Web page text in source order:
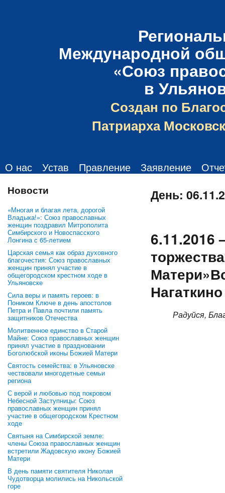
Международной
«Союз
в
Создан по
Патриарха
О нас Устав Правление Заявление
Новости
«Многая и благая лета, дорогой
Владыка!»: Союз православных
женщин поздравил Митрополита
Симбирского и Новоспасского
Лонгина с 65-летием
Царская семья как образ духовного
благочестия: Союз православных
женщин принял участие в
общегородском крестном ходе в
Ульяновске
Сила веры и память героев: в
Поником Ключе в день апостолов
Петра и Павла почтили память
защитников Отечества
Молитвенное единство в Старой
Майне: Союз православных женщин
принял участие в праздновании
Боголюбской иконы Божией Матери
Святость семейства: в Ульяновске
чествовали многодетные семьи
региона
С верой и любовью под покровом
Небесной Заступницы: Союз
православных женщин принял
участие в общегородском Крестном
ходе
Святыня на Симбирской земле:
члены Союза православных женщин
встретили Жадовскую икону Божией
Матери
В день памяти святителя Николая
Чудотворца молились на Никольской
горе
День:
6.11.2016
Нагаткино
Радуй­ся,